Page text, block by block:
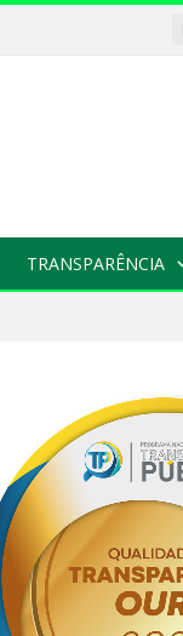
TRANSPARÊNCIA